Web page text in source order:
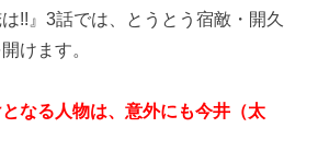
!!』3話では、とうとう宿敵・開久
けます。
なる人物は、意外にも今井（太